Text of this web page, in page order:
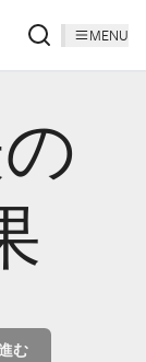
MENU
む